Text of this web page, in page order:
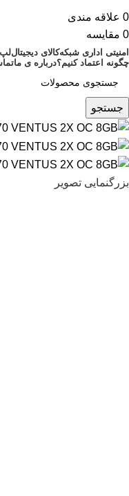
0 علاقه مندی
0 مقایسه
امنیتی اداری شبکهکالای دیجیتاللپ
چگونه اعتماد کنیم؟درباره ی ما
جستجو
بزرگنمایی تصویر